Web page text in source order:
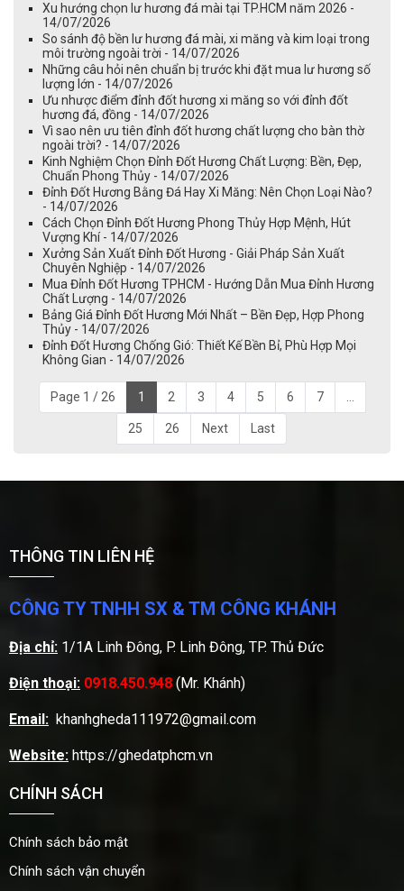
Xu hướng chọn lư hương đá mài tại TP.HCM năm 2026 -
14/07/2026
So sánh độ bền lư hương đá mài, xi măng và kim loại trong
môi trường ngoài trời - 14/07/2026
Những câu hỏi nên chuẩn bị trước khi đặt mua lư hương số
lượng lớn - 14/07/2026
Ưu nhược điểm đỉnh đốt hương xi măng so với đỉnh đốt
hương đá, đồng - 14/07/2026
Vì sao nên ưu tiên đỉnh đốt hương chất lượng cho bàn thờ
ngoài trời? - 14/07/2026
Kinh Nghiệm Chọn Đỉnh Đốt Hương Chất Lượng: Bền, Đẹp,
Chuẩn Phong Thủy - 14/07/2026
Đỉnh Đốt Hương Bằng Đá Hay Xi Măng: Nên Chọn Loại Nào?
- 14/07/2026
Cách Chọn Đỉnh Đốt Hương Phong Thủy Hợp Mệnh, Hút
Vượng Khí - 14/07/2026
Xưởng Sản Xuất Đỉnh Đốt Hương - Giải Pháp Sản Xuất
Chuyên Nghiệp - 14/07/2026
Mua Đỉnh Đốt Hương TPHCM - Hướng Dẫn Mua Đỉnh Hương
Chất Lượng - 14/07/2026
Bảng Giá Đỉnh Đốt Hương Mới Nhất – Bền Đẹp, Hợp Phong
Thủy - 14/07/2026
Đỉnh Đốt Hương Chống Gió: Thiết Kế Bền Bỉ, Phù Hợp Mọi
Không Gian - 14/07/2026
Page 1 / 26 1 2 3 4 5 6 7 ...
25 26 Next Last
THÔNG TIN LIÊN HỆ
CÔNG TY TNHH SX & TM CÔNG KHÁNH
Địa chỉ: 1/1A Linh Đông, P. Linh Đông, TP. Thủ Đức
Điện thoại: 0918.450.948 (Mr. Khánh)
Email: khanhgheda111972@gmail.com
Website: https://ghedatphcm.vn
CHÍNH SÁCH
Chính sách bảo mật
Chính sách vận chuyển